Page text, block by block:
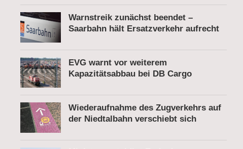
Warnstreik zunächst beendet –
Saarbahn hält Ersatzverkehr aufrecht
EVG warnt vor weiterem
Kapazitätsabbau bei DB Cargo
Wiederaufnahme des Zugverkehrs auf
der Niedtalbahn verschiebt sich